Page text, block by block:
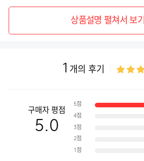
상품설명 펼쳐서 보기
1 개의 후기
구매자 평점
5.0
5점
4점
3점
2점
1점